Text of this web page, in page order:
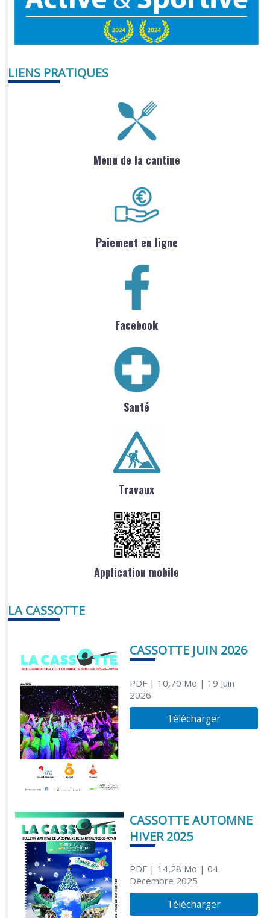
LIENS PRATIQUES
Menu de la cantine
Paiement en ligne
Facebook
Santé
Travaux
Application mobile
LA CASSOTTE
CASSOTTE JUIN 2026
PDF| 10,70 Mo | 19 Juin
2026
Télécharger
CASSOTTE AUTOMNE
HIVER 2025
PDF| 14,28 Mo | 04
Décembre 2025
Télécharger